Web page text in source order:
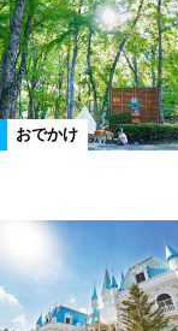
いわき市
葛尾村
広野町
おでかけ